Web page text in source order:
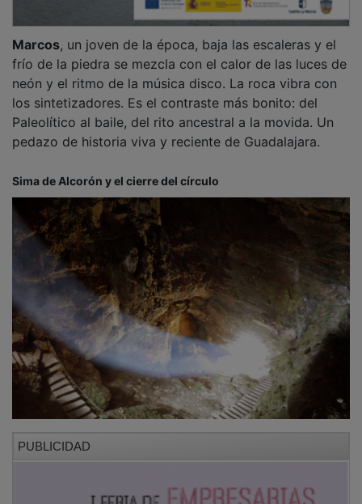
Marcos, un joven de la época, baja las escaleras y el
frío de la piedra se mezcla con el calor de las luces de
neón y el ritmo de la música disco. La roca vibra con
los sintetizadores. Es el contraste más bonito: del
Paleolítico al baile, del rito ancestral a la movida. Un
pedazo de historia viva y reciente de Guadalajara.
Sima de Alcorón y el cierre del círculo
PUBLICIDAD